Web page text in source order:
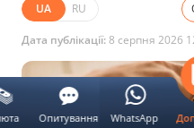
UA RU
Дата публікації:8 серпня 2026
Опитування WhatsApp